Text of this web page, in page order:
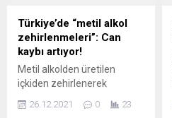
ifade etti. İstanbul’da
yapılan Anadolu Aslanları
İşadamları Derneği
(ASKON) 12. Olağan Genel
Kurulu’nda konuşan
Erdoğan, dolar...
Türkiye’de “metil alkol
zehirlenmeleri”: Can
kaybı artıyor!
Metil alkolden üretilen
içkiden zehirlenerek
Sakarya, Antalya ve
26.12.2021 0 23